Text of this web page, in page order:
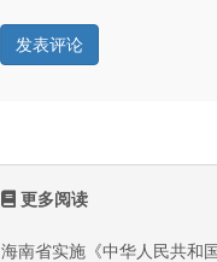
更多阅读
海南省实施《中华人民共和